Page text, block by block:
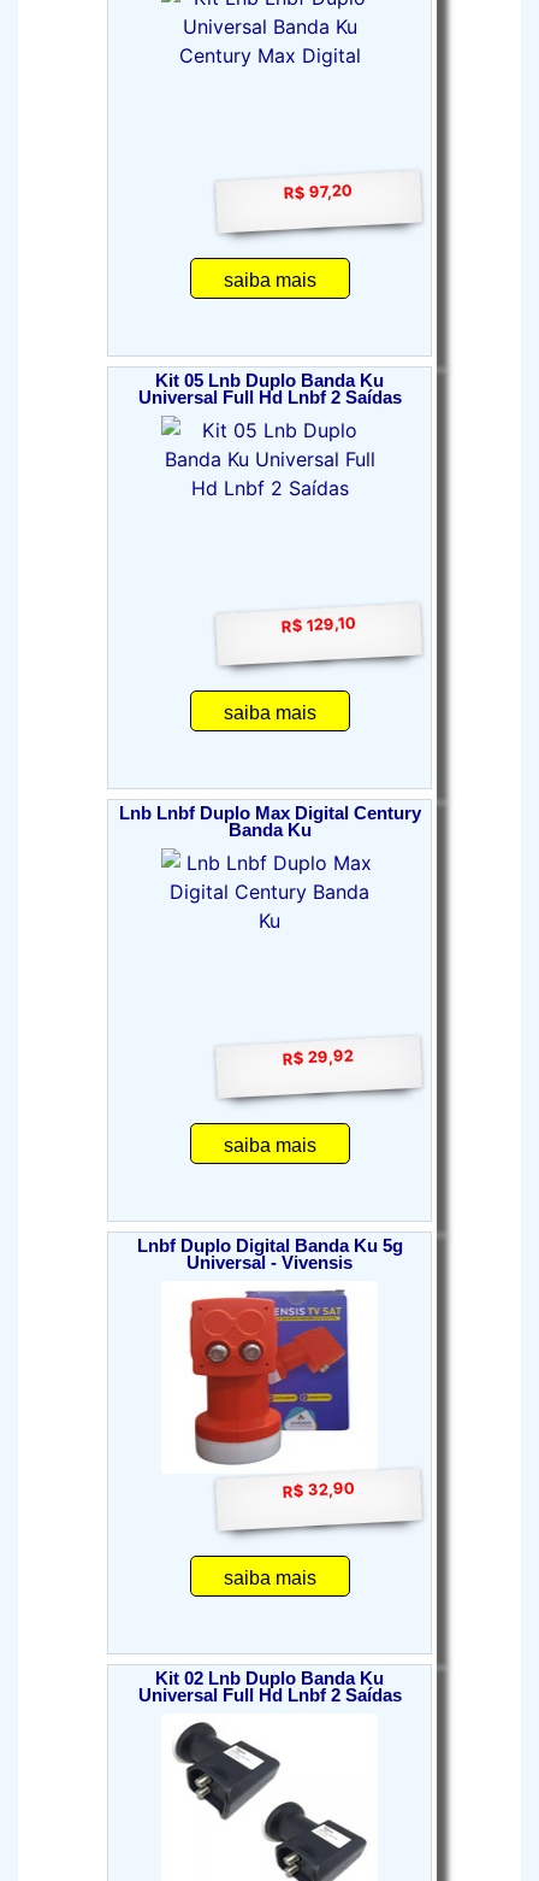
R$ 97,20
saiba mais
Kit 05 Lnb Duplo Banda Ku
Universal Full Hd Lnbf 2 Saídas
R$ 129,10
saiba mais
Lnb Lnbf Duplo Max Digital Century
Banda Ku
R$ 29,92
saiba mais
Lnbf Duplo Digital Banda Ku 5g
Universal - Vivensis
R$ 32,90
saiba mais
Kit 02 Lnb Duplo Banda Ku
Universal Full Hd Lnbf 2 Saídas